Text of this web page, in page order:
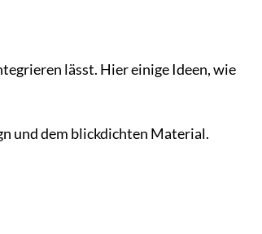
lässt. Hier einige Ideen, wie
und dem blickdichten Material.